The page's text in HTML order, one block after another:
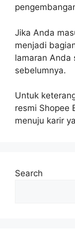
Jika Anda
menjadi
lamaran Anda
sebelumnya.
Untuk
resmi Shopee
menuju karir
Search